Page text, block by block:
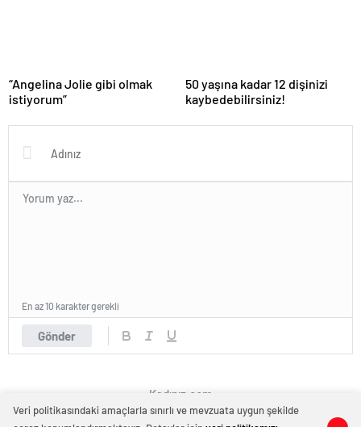
“Angelina Jolie gibi olmak
istiyorum”
50 yaşına kadar 12 dişinizi
kaybedebilirsiniz!
Gönder
En az 10 karakter gerekli
Kadınız.com
Veri politikasındaki amaçlarla sınırlı ve mevzuata uygun şekilde